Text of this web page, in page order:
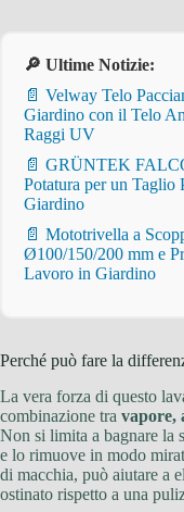
🔎 Ultime Notizie:
📄 Velway Telo
Giardino con il Telo
Raggi UV
📄 GRÜNTEK
Potatura per un Taglio
Giardino
📄 Mototrivella a
Ø100/150/200 mm e
Lavoro in Giardino
Perché può fare la
La vera forza di questo
combinazione tra vapore,
Non si limita a bagnare la
e lo rimuove in modo
di macchia, può aiutare a
ostinato rispetto a una